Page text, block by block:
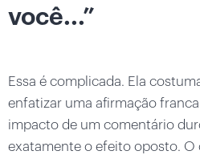
você...”
Essa é complicada. Ela
enfatizar uma afirmação
impacto de um comentário
exatamente o efeito oposto. O